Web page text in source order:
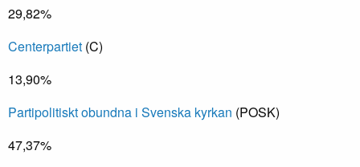
29,82%
Centerpartiet (C)
13,90%
Partipolitiskt obundna i Svenska kyrkan (POSK)
47,37%